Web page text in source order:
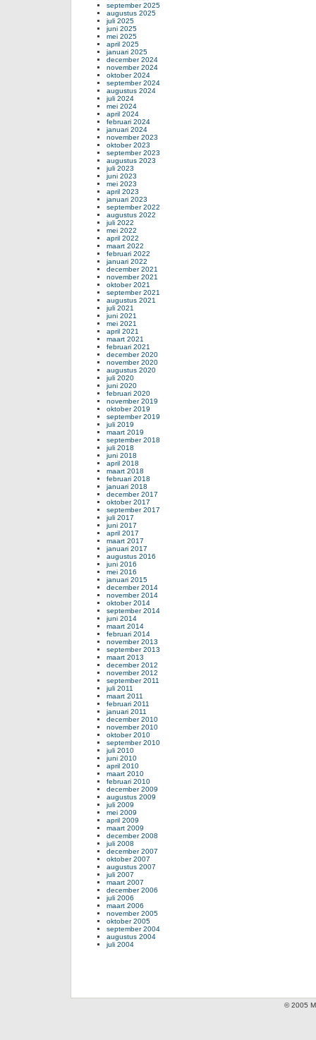
september 2025
augustus 2025
juli 2025
juni 2025
mei 2025
april 2025
januari 2025
december 2024
november 2024
oktober 2024
september 2024
augustus 2024
juli 2024
mei 2024
april 2024
februari 2024
januari 2024
november 2023
oktober 2023
september 2023
augustus 2023
juli 2023
juni 2023
mei 2023
april 2023
januari 2023
september 2022
augustus 2022
juli 2022
mei 2022
april 2022
maart 2022
februari 2022
januari 2022
december 2021
november 2021
oktober 2021
september 2021
augustus 2021
juli 2021
juni 2021
mei 2021
april 2021
maart 2021
februari 2021
december 2020
november 2020
augustus 2020
juli 2020
juni 2020
februari 2020
november 2019
oktober 2019
september 2019
juli 2019
maart 2019
september 2018
juli 2018
juni 2018
april 2018
maart 2018
februari 2018
januari 2018
december 2017
oktober 2017
september 2017
juli 2017
juni 2017
april 2017
maart 2017
januari 2017
augustus 2016
juni 2016
mei 2016
januari 2015
december 2014
november 2014
oktober 2014
september 2014
juni 2014
maart 2014
februari 2014
november 2013
september 2013
maart 2013
december 2012
november 2012
september 2011
juli 2011
maart 2011
februari 2011
januari 2011
december 2010
november 2010
oktober 2010
september 2010
juli 2010
juni 2010
april 2010
maart 2010
februari 2010
december 2009
augustus 2009
juli 2009
mei 2009
april 2009
maart 2009
december 2008
juli 2008
december 2007
oktober 2007
augustus 2007
juli 2007
maart 2007
december 2006
juli 2006
maart 2006
november 2005
oktober 2005
september 2004
augustus 2004
juli 2004
© 2005